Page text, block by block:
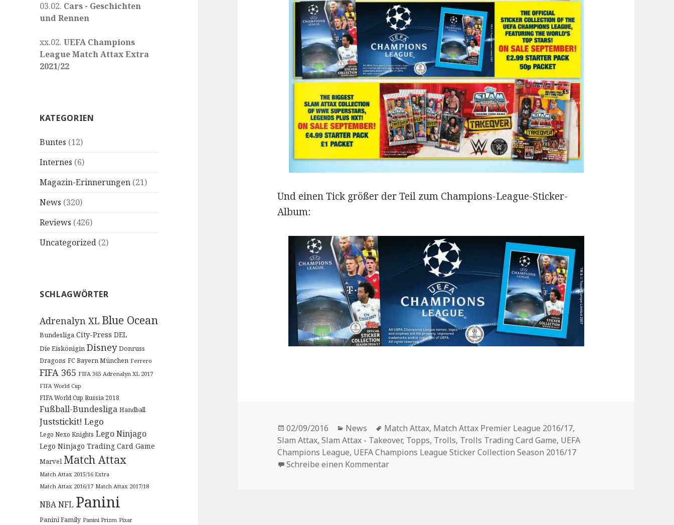
03.02. Cars - Geschichten
und Rennen
xx.02.UEFA Champions
League Match Attax Extra
2021/22
KATEGORIEN
Buntes (12)
Internes (6)
Magazin-Erinnerungen (21)
News (320)
Reviews (426)
Uncategorized (2)
SCHLAGWÖRTER
Adrenalyn XL Blue Ocean
Bundesliga City-Press DEL
Die Eiskönigin Disney Donruss
Dragons FC Bayern München Ferrero
FIFA 365 FIFA 365 Adrenalyn XL 2017
FIFA World Cup
FIFA World Cup Russia 2018
Fußball-Bundesliga Handball
Juststickit! Lego
Lego Nexo Knights Lego Ninjago
Lego Ninjago Trading Card Game
Marvel Match Attax
Match Attax 2015/16 Extra
Match Attax 2016/17 Match Attax 2017/18
NBANFL Panini
Panini Family Panini Prizm Pixar
Und einen Tick größer der Teil zum Champions-League-Sticker-
Album:
Veröffentlicht
am
02/09/2016 Kategorien
News Schlagwörter
Match Attax, Match Attax Premier League 2016/17,
Slam Attax,Slam Attax - Takeover, Topps, Trolls, Trolls Trading Card Game, UEFA
Champions League, UEFA Champions League Sticker Collection Season 2016/17
Schreibe einen Kommentarzu So sieht das neue Champions-League-Sticker-Album von Topps aus /